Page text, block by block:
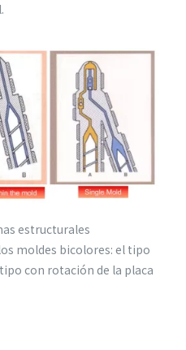
estructurales
moldes bicolores: el tipo
con rotación de la placa